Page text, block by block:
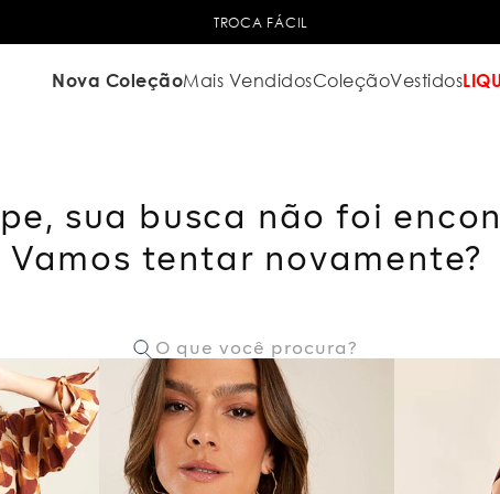
TROCA FÁCIL
Nova ColeçãoMais VendidosColeçãoVestidos
sua busca não foi
Vamos tentar novamente?